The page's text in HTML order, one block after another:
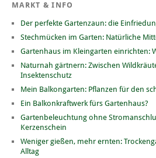
MARKT & INFO
Der perfekte Gartenzaun: die
Stechmücken im Garten: Natürliche
Gartenhaus im Kleingarten einrichten:
Naturnah gärtnern: Zwischen
Insektenschutz
Mein Balkongarten: Pflanzen für den
Ein Balkonkraftwerk fürs Gartenhaus?
Gartenbeleuchtung ohne
Kerzenschein
Weniger gießen, mehr ernten:
Alltag